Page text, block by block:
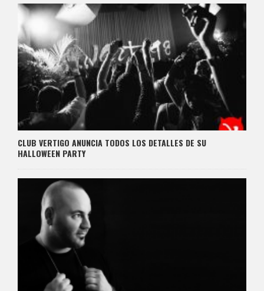
CLUB VERTIGO ANUNCIA TODOS LOS DETALLES DE SU
HALLOWEEN PARTY